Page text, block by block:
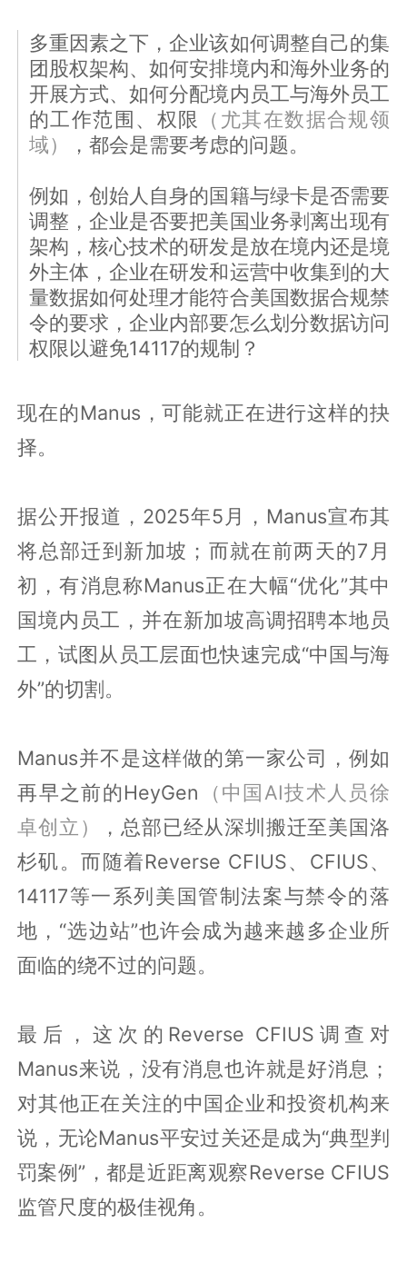
多重因素之下，企业该如何调整自己的集
团股权架构、如何安排境内和海外业务的
开展方式、如何分配境内员工与海外员工
的工作范围、权限
（尤其在数据合规领
域）
，都会是需要考虑的问题。
例如，创始人自身的国籍与绿卡是否需要
调整，企业是否要把美国业务剥离出现有
架构，核心技术的研发是放在境内还是境
外主体，企业在研发和运营中收集到的大
量数据如何处理才能符合美国数据合规禁
令的要求，企业内部要怎么划分数据访问
权限以避免14117的规制？
现在的Manus，可能就正在进行这样的抉
择。
据公开报道，2025年5月，Manus宣布其
将总部迁到新加坡；而就在前两天的7月
初，有消息称Manus正在大幅“优化”其中
国境内员工，并在新加坡高调招聘本地员
工，试图从员工层面也快速完成“中国与海
外”的切割。
Manus并不是这样做的第一家公司，例如
再早之前的HeyGen （中国AI技术人员徐
卓创立）
，总部已经从深圳搬迁至美国洛
杉矶。而随着Reverse CFIUS、CFIUS、
14117等一系列美国管制法案与禁令的落
地，“选边站”也许会成为越来越多企业所
面临的绕不过的问题。
最后，这次的Reverse CFIUS调查对
Manus来说，没有消息也许就是好消息；
对其他正在关注的中国企业和投资机构来
说，无论Manus平安过关还是成为“典型判
罚案例”，都是近距离观察Reverse CFIUS
监管尺度的极佳视角。